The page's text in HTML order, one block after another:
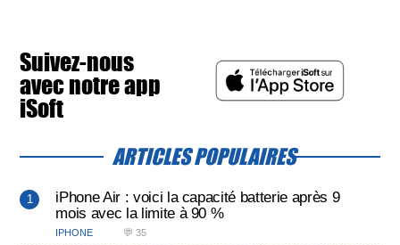
Suivez-nous
avec notre app
iSoft
ARTICLES POPULAIRES
iPhone Air : voici la capacité batterie après 9
mois avec la limite à 90 %
IPHONE 💬 35